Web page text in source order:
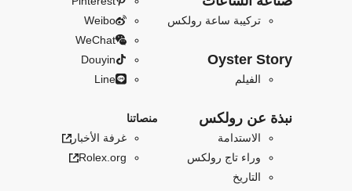
تركيبة ساعة رولكس
Oyster Story
الفيلم
نبذة عن رولكس
الاستدامة
وراء تاج رولكس
التاريخ
Weibo
WeChat
Douyin
Line
منصاتنا
غرفة الأخبار
Rolex.org